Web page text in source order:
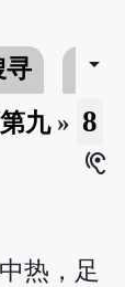
寻 书介
arrow_drop_down
九» 8
hearing
热，足